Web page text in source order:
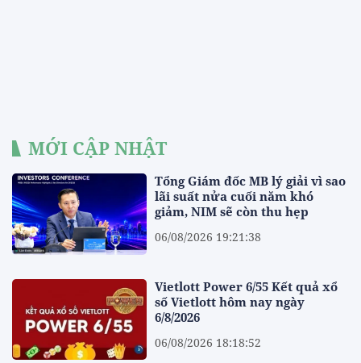
MỚI CẬP NHẬT
Tổng Giám đốc MB lý giải vì sao
lãi suất nửa cuối năm khó
giảm, NIM sẽ còn thu hẹp
06/08/2026 19:21:38
Vietlott Power 6/55 Kết quả xổ
số Vietlott hôm nay ngày
6/8/2026
06/08/2026 18:18:52